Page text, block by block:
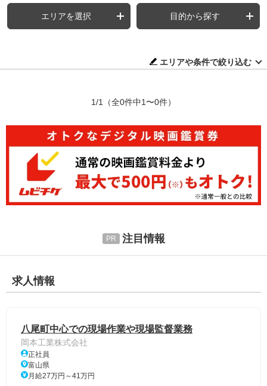
エリアを選択 目的から探す
エリアや条件で絞り込む
1/1 （全0件中1〜0件）
注目情報
求人情報
八尾町中心での現場作業や現場監督業務
岡本工業株式会社
正社員
富山県
月給27万円～41万円